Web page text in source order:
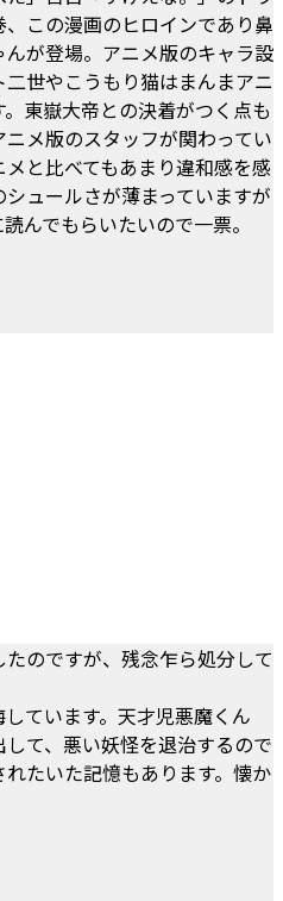
この漫画のヒロインであり鼻
が登場。アニメ版のキャラ設
世やこうもり猫はまんまアニ
東嶽大帝との決着がつく点も
メ版のスタッフが関わってい
と比べてもあまり違和感を感
ュールさが薄まっていますが
んでもらいたいので一票。
のですが、残念乍ら処分して
ています。天才児悪魔くん
て、悪い妖怪を退治するので
たいた記憶もあります。懐か